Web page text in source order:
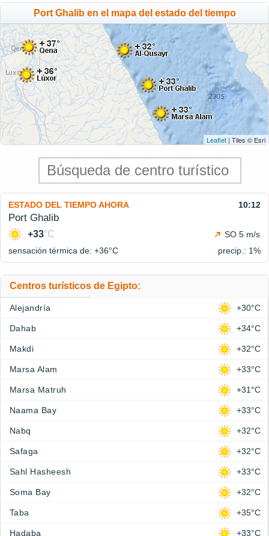
Port Ghalib en el mapa del estado del tiempo
Leaflet | Tiles © Esri
ESTADO DEL TIEMPO AHORA 10:12
Port Ghalib
+33°C
SO 5 m/s
sensación térmica de: +36°C precip.: 1%
Centros turísticos de Egipto:
Alejandría +30°C
Dahab +34°C
Makdi +32°C
Marsa Alam +33°C
Marsa Matruh +31°C
Naama Bay +33°C
Nabq +32°C
Safaga +32°C
Sahl Hasheesh +33°C
Soma Bay +32°C
Taba +35°C
Hadaba +33°C